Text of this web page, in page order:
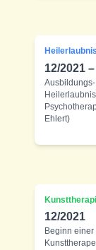
Heilerlaubnis
12/2021
Ehlert)
12/2021
Beginn